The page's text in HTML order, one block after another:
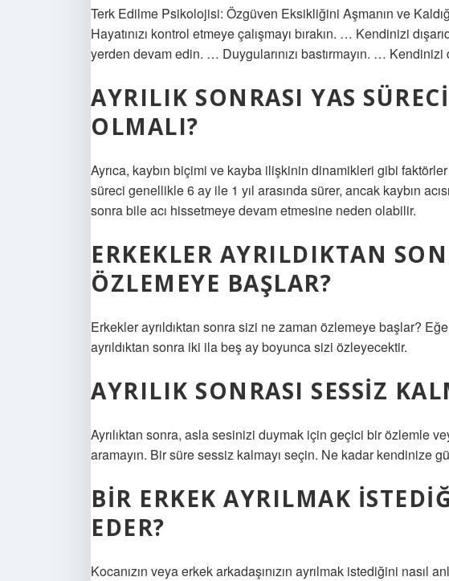
Terk Edilme Psikolojisi: Özgüven Eksikliğini Aşmanın ve
Hayatınızı kontrol etmeye çalışmayı bırakın. … Kendinizi
yerden devam edin. … Duygularınızı bastırmayın. …
AYRILIK SONRASI YAS
OLMALI?
Ayrıca, kaybın biçimi ve kayba ilişkinin dinamikleri gibi
süreci genellikle 6 ay ile 1 yıl arasında sürer, ancak kaybın
sonra bile acı hissetmeye devam etmesine neden olabilir.
ERKEKLER AYRILDIKTAN
ÖZLEMEYE BAŞLAR?
Erkekler ayrıldıktan sonra sizi ne zaman özlemeye başlar?
ayrıldıktan sonra iki ila beş ay boyunca sizi özleyecektir.
AYRILIK SONRASI SESSIZ
Ayrılıktan sonra, asla sesinizi duymak için geçici bir özlemle
aramayın. Bir süre sessiz kalmayı seçin. Ne kadar kendinize
BIR ERKEK AYRILMAK
EDER?
Kocanızın veya erkek arkadaşınızın ayrılmak istediğini nasıl